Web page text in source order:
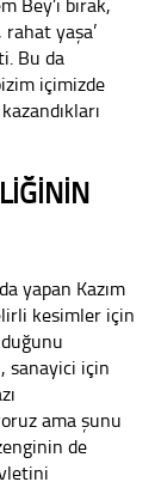
yaşa’
Bu da
içimizde
yapan Kazım
kesimler için
sanayici için
ama şunu
de